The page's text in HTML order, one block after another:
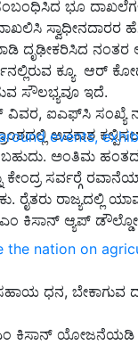
events,
the nation on
ಸಂಬಂಧಿಸಿದ ಭೂ
ಸ್ವಾಧೀನದಾರರ
ದೃಢೀಕರಿಸಿದ
ಕ್ಯೂ ಆರ್
ಸೌಲಭ್ಯವೂ ಇದೆ.
ವಿವರ, ಐಎಫ್‍ಸಿ ಸಂಖ್ಯೆ
ಅವಕಾಶ
ಅಂತಿಮ
ಕೇಂದ್ರ ಸರ್ವರ್‍ಗೆ
ರೈತರು ರಾಜ್ಯದಲ್ಲಿ
ಕಿಸಾನ್ ಆ್ಯಪ್
ಧನ, ಬೇಕಾಗುವ
ಕಿಸಾನ್ ಯೋಜನೆಯಡಿ